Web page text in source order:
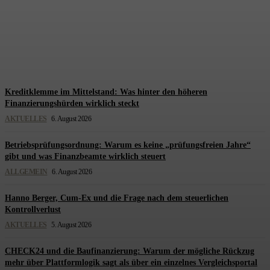
Kreditklemme im Mittelstand: Was hinter den höheren
Finanzierungshürden wirklich steckt
AKTUELLES 6. August 2026
Betriebsprüfungsordnung: Warum es keine „prüfungsfreien Jahre“
gibt und was Finanzbeamte wirklich steuert
ALLGEMEIN 6. August 2026
Hanno Berger, Cum-Ex und die Frage nach dem steuerlichen
Kontrollverlust
AKTUELLES 5. August 2026
CHECK24 und die Baufinanzierung: Warum der mögliche Rückzug
mehr über Plattformlogik sagt als über ein einzelnes Vergleichsportal